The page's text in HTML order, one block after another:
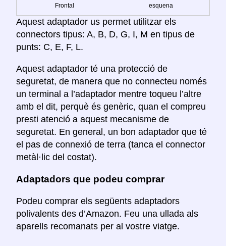
Frontal esquena
Aquest adaptador us permet utilitzar els
connectors tipus: A, B, D, G, I, M en tipus de
punts: C, E, F, L.
Aquest adaptador té una protecció de
seguretat, de manera que no connecteu només
un terminal a l’adaptador mentre toqueu l’altre
amb el dit, perquè és genèric, quan el compreu
presti atenció a aquest mecanisme de
seguretat. En general, un bon adaptador que té
el pas de connexió de terra (tanca el connector
metàl·lic del costat).
Adaptadors que podeu comprar
Podeu comprar els següents adaptadors
polivalents des d’Amazon. Feu una ullada als
aparells recomanats per al vostre viatge.